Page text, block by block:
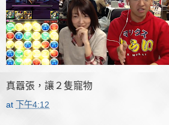
真囂張，讓２隻寵物
at 下午4:12